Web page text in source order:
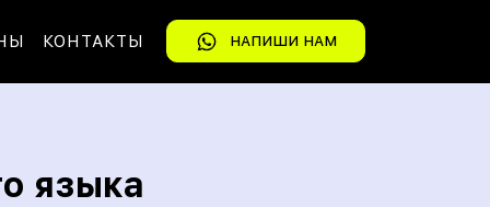
КОНТАКТЫ НАПИШИ НАМ
языка